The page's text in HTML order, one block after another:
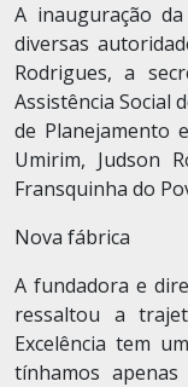
A inauguração
diversas
Rodrigues, a
Assistência Social
de Planejamento
Umirim, Judson
Fransquinha do
Nova fábrica
A fundadora e
ressaltou a
Excelência tem
tínhamos